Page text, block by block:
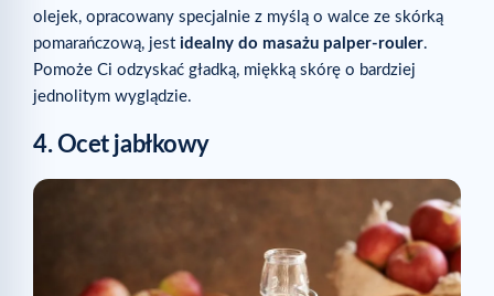
olejek, opracowany specjalnie z myślą o walce ze skórką
pomarańczową, jest idealny do masażu palper-rouler.
Pomoże Ci odzyskać gładką, miękką skórę o bardziej
jednolitym wyglądzie.
4. Ocet jabłkowy